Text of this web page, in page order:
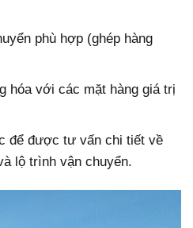
phù hợp (ghép hàng
hóa với các mặt hàng giá trị
để được tư vấn chi tiết về
lộ trình vận chuyển.